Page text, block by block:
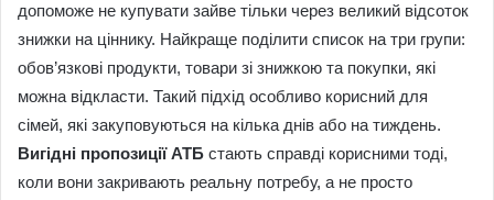
допоможе не купувати зайве тільки через великий відсоток
знижки на ціннику. Найкраще поділити список на три групи:
обов’язкові продукти, товари зі знижкою та покупки, які
можна відкласти. Такий підхід особливо корисний для
сімей, які закуповуються на кілька днів або на тиждень.
Вигідні пропозиції АТБ стають справді корисними тоді,
коли вони закривають реальну потребу, а не просто